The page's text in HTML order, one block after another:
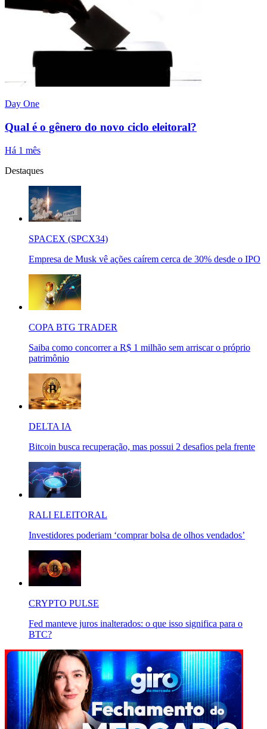
Day One
Qual é o gênero do novo ciclo eleitoral?
Há 1 mês
Destaques
SPACEX (SPCX34)
Empresa de Musk vê ações caírem cerca de 30% desde o IPO
COPA BTG TRADER
Saiba como concorrer a R$ 1 milhão sem arriscar o próprio
patrimônio
DELTA IA
Bitcoin busca recuperação, mas possui 2 desafios pela frente
RALI ELEITORAL
Investidores poderiam ‘comprar bolsa de olhos vendados’
CRYPTO PULSE
Fed manteve juros inalterados: o que isso significa para o
BTC?